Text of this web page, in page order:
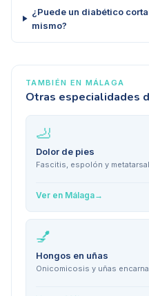
¿Puede un diabético
mismo?
TAMBIÉN EN MÁLAGA
Otras especialidades
🦶
Dolor de pies
Fascitis, espolón y
Ver en Málaga→
💅
Hongos en uñas
Onicomicosis y uñas